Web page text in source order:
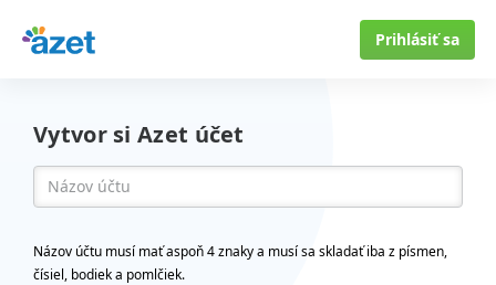
Prihlásiť sa
Vytvor si Azet účet
Názov účtu musí mať aspoň 4 znaky a musí sa skladať iba z písmen,
čísiel, bodiek a pomlčiek.